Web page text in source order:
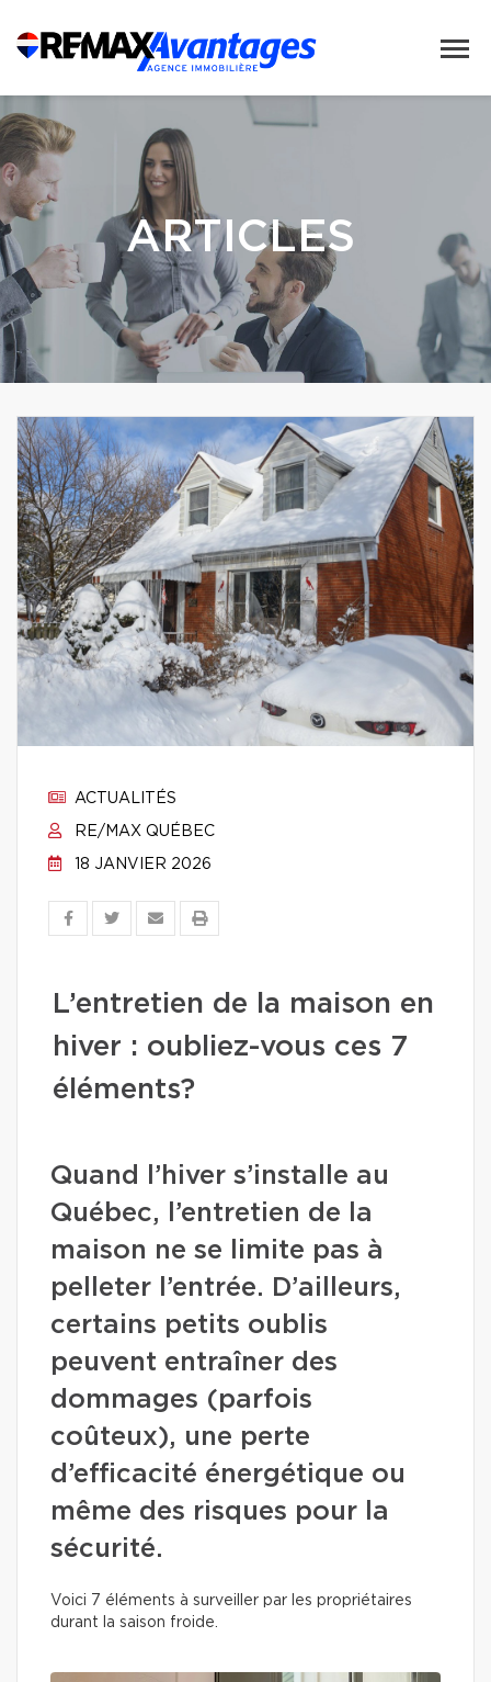
ARTICLES
ACTUALITÉS
RE/MAX QUÉBEC
18 JANVIER 2026
L’entretien de la maison en
hiver : oubliez-vous ces 7
éléments?
Quand l’hiver s’installe au
Québec, l’entretien de la
maison ne se limite pas à
pelleter l’entrée. D’ailleurs,
certains petits oublis
peuvent entraîner des
dommages (parfois
coûteux), une perte
d’efficacité énergétique ou
même des risques pour la
sécurité.
Voici 7 éléments à surveiller par les propriétaires
durant la saison froide.